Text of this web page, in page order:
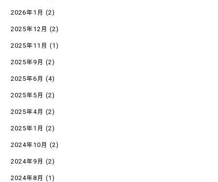
2026年1月 (2)
2025年12月 (2)
2025年11月 (1)
2025年9月 (2)
2025年6月 (4)
2025年5月 (2)
2025年4月 (2)
2025年1月 (2)
2024年10月 (2)
2024年9月 (2)
2024年8月 (1)